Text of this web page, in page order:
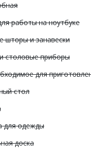
работы на ноутбуке
шторы и занавески
столовые приборы
для
стол
для одежды
доска